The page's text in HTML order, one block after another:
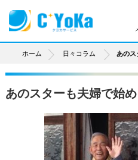
ホーム 日々コラム あの
あのスターも夫婦で始